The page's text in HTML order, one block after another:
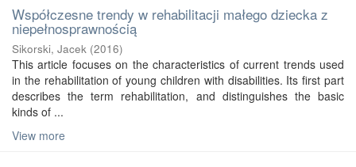
Współczesne trendy w rehabilitacji małego dziecka z
niepełnosprawnością
Sikorski, Jacek (2016)
This article focuses on the characteristics of current trends used
in the rehabilitation of young children with disabilities. Its first part
describes the term rehabilitation, and distinguishes the basic
kinds of ...
View more